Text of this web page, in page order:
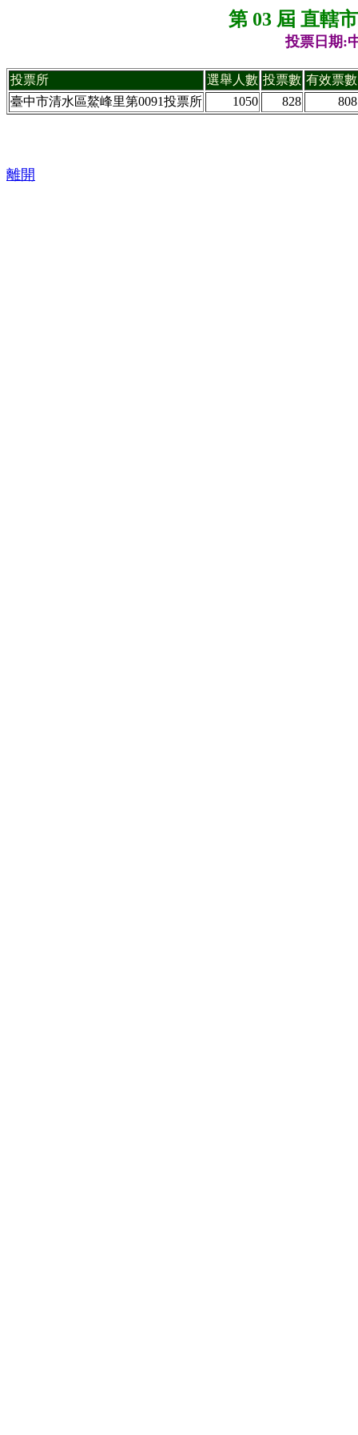
第 03 屆 直轄
投票日期:
投票所 選舉人數 投票數 有效票數
臺中市清水區鰲峰里第0091投票所
1050 828 808
離開